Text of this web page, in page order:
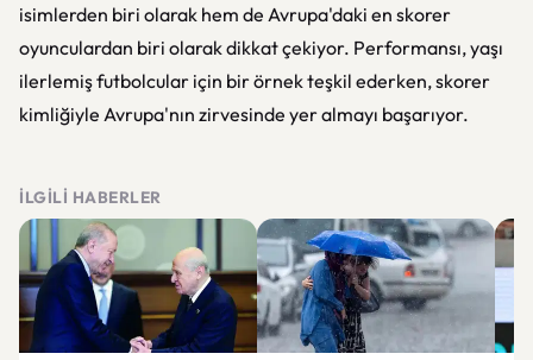
isimlerden biri olarak hem de Avrupa'daki en skorer
oyunculardan biri olarak dikkat çekiyor. Performansı, yaşı
ilerlemiş futbolcular için bir örnek teşkil ederken, skorer
kimliğiyle Avrupa'nın zirvesinde yer almayı başarıyor.
İLGILI HABERLER